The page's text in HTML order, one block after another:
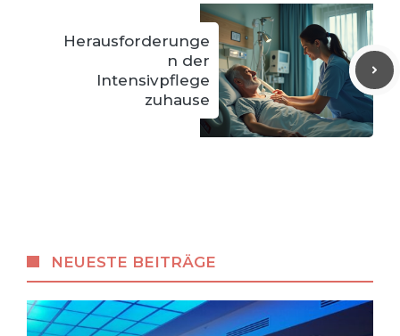
Herausforderunge
n der
Intensivpflege
zuhause
NEUESTE BEITRÄGE